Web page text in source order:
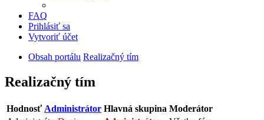
FAQ
Prihlásiť sa
Vytvoriť účet
Obsah portálu Realizačný tím
Realizačný tím
Hodnosť Administrátor Hlavná skupina Moderátor